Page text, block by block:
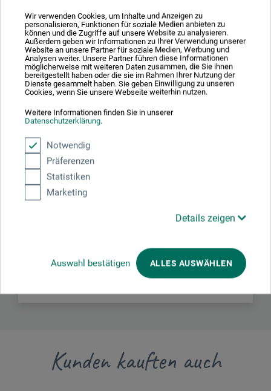
Wir verwenden Cookies, um Inhalte und Anzeigen zu
personalisieren, Funktionen für soziale Medien anbieten zu
können und die Zugriffe auf unsere Website zu analysieren.
Außerdem geben wir Informationen zu Ihrer Verwendung unserer
Website an unsere Partner für soziale Medien, Werbung und
Analysen weiter. Unsere Partner führen diese Informationen
möglicherweise mit weiteren Daten zusammen, die Sie ihnen
bereitgestellt haben oder die sie im Rahmen Ihrer Nutzung der
Dienste gesammelt haben. Sie geben Einwilligung zu unseren
Cookies, wenn Sie unsere Webseite weiterhin nutzen.
Weitere Informationen finden Sie in unserer
Datenschutzerklärung.
Notwendig
Präferenzen
Statistiken
Marketing
Details zeigen
Auswahl bestätigen ALLES AUSWÄHLEN
Schreiben Sie die erste Bewertung zu diesem Produkt
JETZT PRODUKT BEWERTEN
Hersteller-Kontakt
Hier finden Sie die Kontaktdaten des Herstellers zu
58454 Witten
Kunden kauften auch